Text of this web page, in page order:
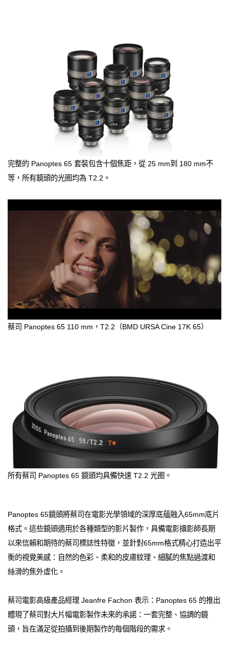
完整的 Panoptes 65 套裝包含十個焦距，從 25 mm到 180 mm不
等，所有鏡頭的光圈均為 T2.2。
蔡司 Panoptes 65 110 mm，T2.2（BMD URSA Cine 17K 65）
所有蔡司 Panoptes 65 鏡頭均具備快速 T2.2 光圈。
Panoptes 65鏡頭將蔡司在電影光學領域的深厚底蘊融入65mm底片
格式。這些鏡頭適用於各種類型的影片製作，具備電影攝影師長期
以來信賴和期待的蔡司標誌性特徵，並針對65mm格式精心打造出平
衡的視覺美感：自然的色彩、柔和的皮膚紋理、細膩的焦點過渡和
絲滑的焦外虛化。
蔡司電影高級產品經理 Jeanfre Fachon 表示：Panoptes 65 的推出
體現了蔡司對大片幅電影製作未來的承諾：一套完整、協調的鏡
頭，旨在滿足從拍攝到後期製作的每個階段的需求。